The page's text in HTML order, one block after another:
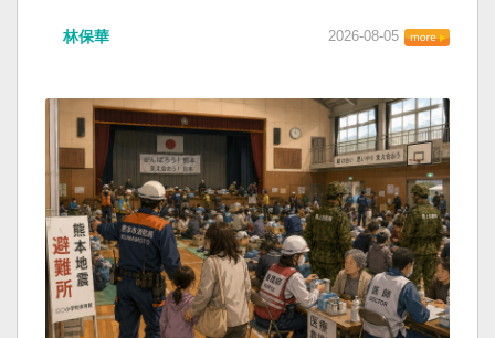
林保華 2026-08-05